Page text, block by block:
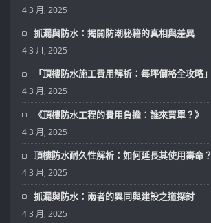
4 3 月, 2025
抓漏與防水：揭開防潮秘籍的真相與差異
4 3 月, 2025
「頂樓防水施工費用解析：每坪價格全攻略」
4 3 月, 2025
《頂樓防水工程的費用負擔：誰來買單？》
4 3 月, 2025
頂樓防水耐久性解析：如何延長其使用壽命？
4 3 月, 2025
抓漏與防水：兩者的異同與建設之道探討
4 3 月, 2025